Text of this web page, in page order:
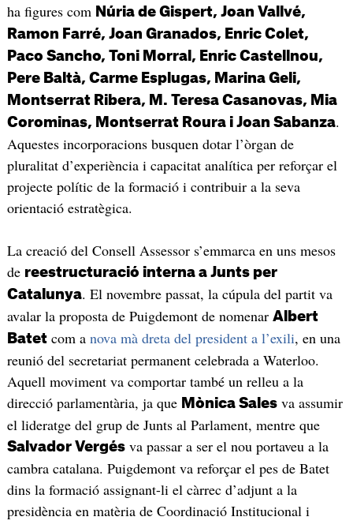
ha figures com Núria de Gispert, Joan Vallvé,
Ramon Farré, Joan Granados, Enric Colet,
Paco Sancho, Toni Morral, Enric Castellnou,
Pere Baltà, Carme Esplugas, Marina Geli,
Montserrat Ribera, M. Teresa Casanovas, Mia
Corominas, Montserrat Roura i Joan Sabanza.
Aquestes incorporacions busquen dotar l’òrgan de
pluralitat d’experiència i capacitat analítica per reforçar el
projecte polític de la formació i contribuir a la seva
orientació estratègica.
La creació del Consell Assessor s’emmarca en uns mesos
de reestructuració interna a Junts per
Catalunya. El novembre passat, la cúpula del partit va
avalar la proposta de Puigdemont de nomenar Albert
Batetcom a nova mà dreta del president a l’exili, en una
reunió del secretariat permanent celebrada a Waterloo.
Aquell moviment va comportar també un relleu a la
direcció parlamentària, ja que Mònica Salesva assumir
el lideratge del grup de Junts al Parlament, mentre que
Salvador Vergésva passar a ser el nou portaveu a la
cambra catalana. Puigdemont va reforçar el pes de Batet
dins la formació assignant-li el càrrec d’adjunt a la
presidència en matèria de Coordinació Institucional i